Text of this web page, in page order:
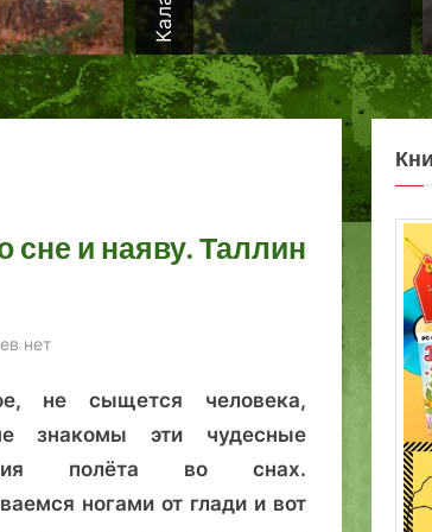
сне и наяву. Таллин
к
Таллин
2012:
полёты
нет
не сыщется человека,
знакомы эти чудесные
полёта во снах.
ногами от глади и вот